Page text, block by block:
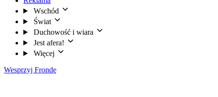
Wschód
Świat
Duchowość i wiara
Jest afera!
Więcej
Wesprzyj Frondę